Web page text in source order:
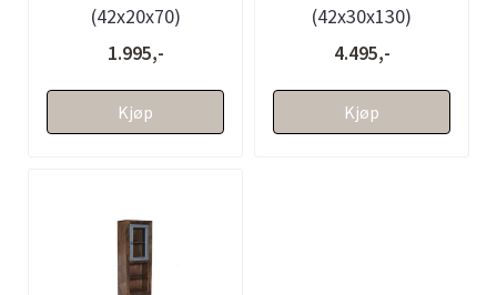
(42x20x70)
1.995,-
Kjøp
(42x30x130)
4.495,-
Kjøp